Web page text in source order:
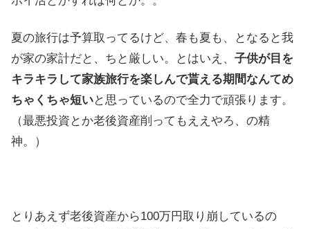
夏の旅行は予算取ってるけど、春も夏も、となると我
が家の家計だと、ちと厳しい。とはいえ、 子供が目を
キラキラして家族旅行を楽しんで貰える期間なんてめ
ちゃくちゃ短いと思っているので全力で頑張ります。
（最悪投資とか老後資産削ってもええやろ、の精
神。）
とりあえず老後資産から100万円取り崩しているの